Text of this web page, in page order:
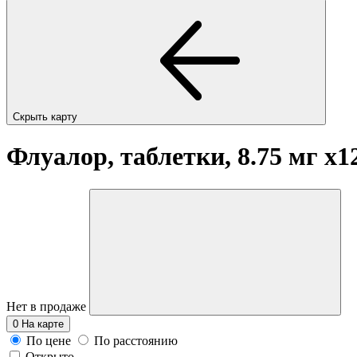
Скрыть карту
Флуалор, таблетки, 8.75 мг
Нет в продаже
0 На карте
По цене
По расстоянию